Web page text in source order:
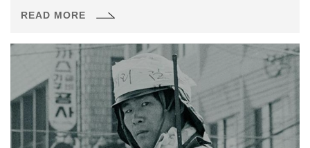
READ MORE